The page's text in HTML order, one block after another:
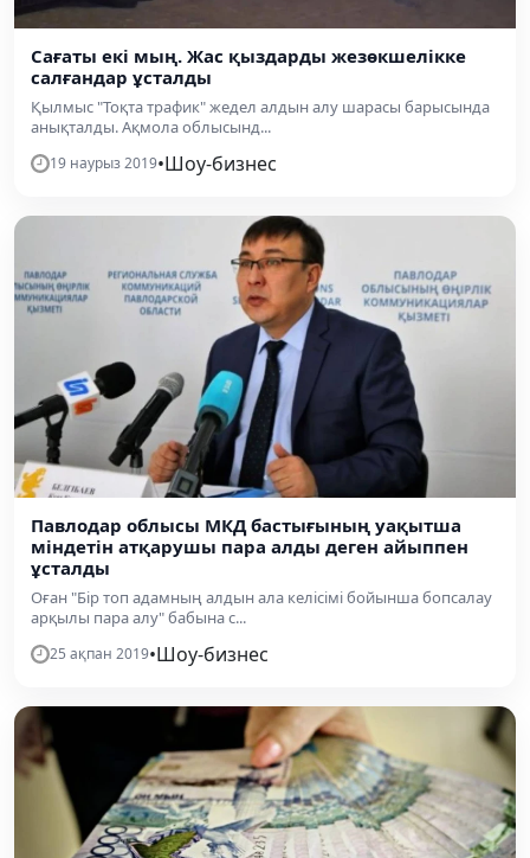
Сағаты екі мың. Жас қыздарды жезөкшелікке
салғандар ұсталды
Қылмыс "Тоқта трафик" жедел алдын алу шарасы барысында
анықталды. Ақмола облысынд...
19 наурыз 2019•Шоу-бизнес
Павлодар облысы МКД бастығының уақытша
міндетін атқарушы пара алды деген айыппен
ұсталды
Оған "Бір топ адамның алдын ала келісімі бойынша бопсалау
арқылы пара алу" бабына с...
25 ақпан 2019•Шоу-бизнес